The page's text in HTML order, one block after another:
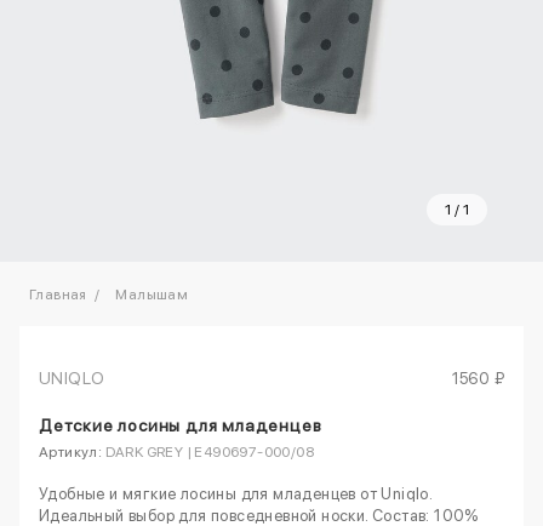
1 / 1
Главная Малышам
UNIQLO 1560 ₽
Детские лосины для младенцев
Артикул: DARK GREY | E490697-000/08
Удобные и мягкие лосины для младенцев от Uniqlo.
Идеальный выбор для повседневной носки. Состав: 100%